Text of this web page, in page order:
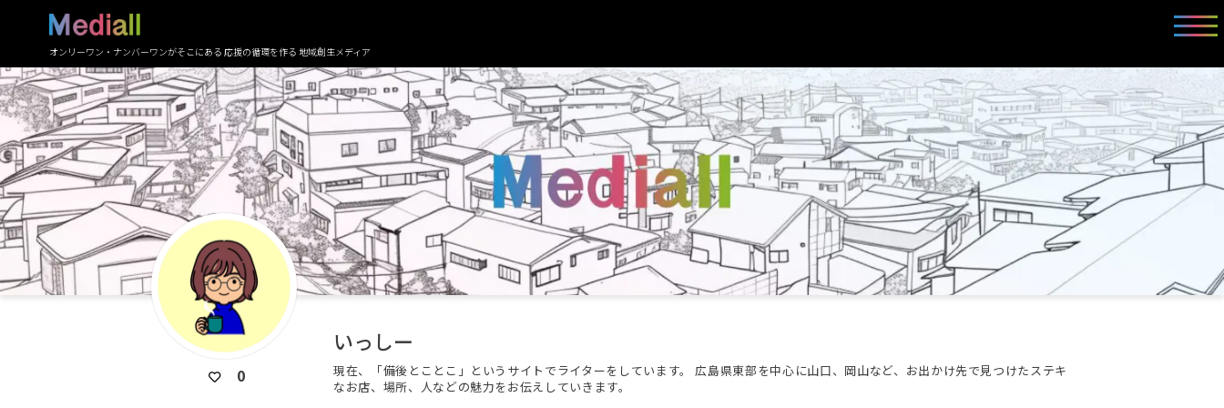
オンリーワン・ナンバーワンがそこにある 応援の循環を作る 地域創生メディア
0
いっしー
現在、「備後とことこ」というサイトでライターをしています。 広島県東部を中心に山口、岡山など、お出かけ先で見つけたステキ
なお店、場所、人などの魅力をお伝えしていきます。